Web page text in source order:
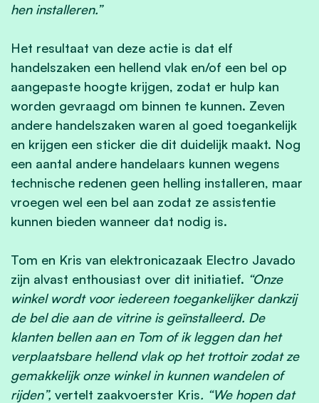
hen installeren.”
Het resultaat van deze actie is dat elf
handelszaken een hellend vlak en/of een bel op
aangepaste hoogte krijgen, zodat er hulp kan
worden gevraagd om binnen te kunnen. Zeven
andere handelszaken waren al goed toegankelijk
en krijgen een sticker die dit duidelijk maakt. Nog
een aantal andere handelaars kunnen wegens
technische redenen geen helling installeren, maar
vroegen wel een bel aan zodat ze assistentie
kunnen bieden wanneer dat nodig is.
Tom en Kris van elektronicazaak Electro Javado
zijn alvast enthousiast over dit initiatief. “Onze
winkel wordt voor iedereen toegankelijker dankzij
de bel die aan de vitrine is geïnstalleerd. De
klanten bellen aan en Tom of ik leggen dan het
verplaatsbare hellend vlak op het trottoir zodat ze
gemakkelijk onze winkel in kunnen wandelen of
rijden”, vertelt zaakvoerster Kris. “We hopen dat